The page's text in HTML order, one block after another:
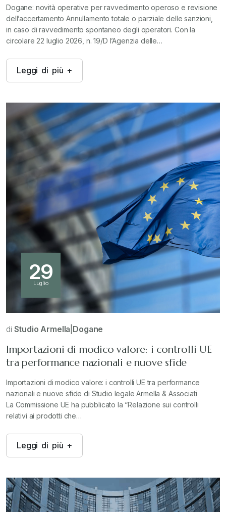
Dogane: novità operative per ravvedimento operoso e revisione
dell’accertamento Annullamento totale o parziale delle sanzioni,
in caso di ravvedimento spontaneo degli operatori. Con la
circolare 22 luglio 2026, n. 19/D l’Agenzia delle…
Leggi di più +
29
Luglio
di Studio Armella Dogane
Importazioni di modico valore: i controlli UE
tra performance nazionali e nuove sfide
Importazioni di modico valore: i controlli UE tra performance
nazionali e nuove sfide di Studio legale Armella & Associati
La Commissione UE ha pubblicato la “Relazione sui controlli
relativi ai prodotti che…
Leggi di più +